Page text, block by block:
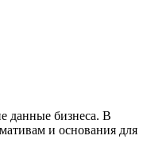
данные бизнеса. В
и основания для